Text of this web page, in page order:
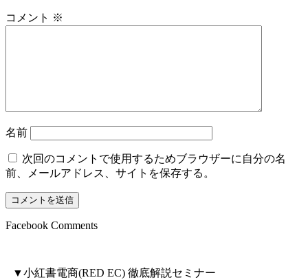
コメント ※
名前
次回のコメントで使用するためブラウザーに自分の名
前、メールアドレス、サイトを保存する。
Facebook Comments
▼小紅書電商(RED EC) 徹底解説セミナー